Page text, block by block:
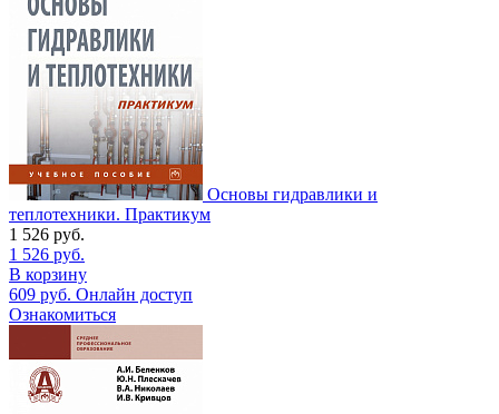
Основы гидравлики и
теплотехники. Практикум
1 526 руб.
1 526 руб.
В корзину
609 руб. Онлайн доступ
Ознакомиться